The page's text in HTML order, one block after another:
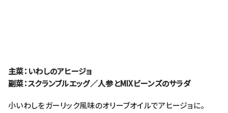
主菜：いわしのアヒージョ
副菜：スクランブルエッグ／人参とMIXビーンズのサラダ
小いわしをガーリック風味のオリーブオイルでアヒージョに。